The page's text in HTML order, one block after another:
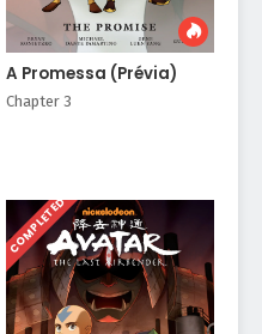
A Promessa (Prévia)
Chapter 3
COMPLETED